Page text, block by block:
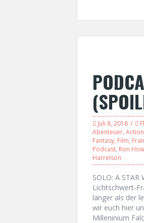
Juli 8, 2018
Abenteuer, Action
Fantasy, Film,
Podcast, Ron
Harrelson
SOLO: A
Lichtschwert-
länger als der
wir euch hier
Milleninium